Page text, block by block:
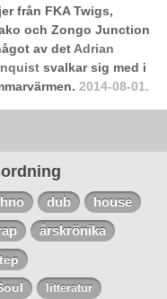
från FKA Twigs,
och Zongo Junction
av det Adrian
svalkar sig med i
2014-08-01.
dub house
årskrönika
litteratur